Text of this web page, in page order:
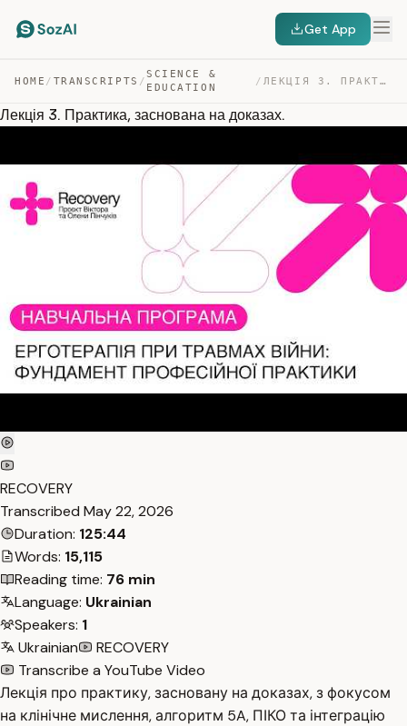
Get App
HOME / TRANSCRIPTS /
SCIENCE &
EDUCATION
/ ЛЕКЦІЯ 3. ПРАКТИКА, ЗАСНОВАНА НА ДОКАЗАХ. — TRANSCRIPT
Лекція 3. Практика, заснована на доказах.
RECOVERY
Transcribed May 22, 2026
Duration: 125:44
Words: 15,115
Reading time: 76 min
Language: Ukrainian
Speakers: 1
Ukrainian
RECOVERY
Transcribe a YouTube Video
Лекція про практику, засновану на доказах, з фокусом
на клінічне мислення, алгоритм 5A, ПІКО та інтеграцію